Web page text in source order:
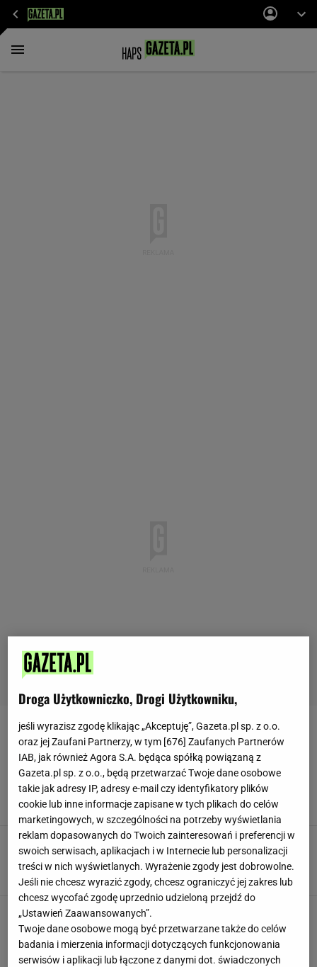
POWIDŁA ŚLIWKOWE
Babcia nauczyła mnie robić najpyszniejsze
powidła. Pilnuję jednej rzeczy, inaczej wylądują
w koszu
DOMOWE SPOSOBY NEWS PORADY
Te powidła będziesz jeść prosto ze słoika. Dwa
składniki podkręcą ich smak
NEWS POWIDŁA POWIDŁA ŚLIWKOWE
Powidła śliwkowe bez mieszania i tylko z 3
składników. Dzięki tej metodzie nie przypalą
się
OWOCE POWIDŁA POWIDŁA ŚLIWKOWE
Droga Użytkowniczko, Drogi Użytkowniku,
jeśli wyrazisz zgodę klikając „Akceptuję”, Gazeta.pl sp. z o.o.
oraz jej Zaufani Partnerzy, w tym [676] Zaufanych Partnerów
IAB, jak również Agora S.A. będąca spółką powiązaną z
Gazeta.pl sp. z o.o., będą przetwarzać Twoje dane osobowe
takie jak adresy IP, adresy e-mail czy identyfikatory plików
cookie lub inne informacje zapisane w tych plikach do celów
marketingowych, w szczególności na potrzeby wyświetlania
reklam dopasowanych do Twoich zainteresowań i preferencji w
swoich serwisach, aplikacjach i w Internecie lub personalizacji
treści w nich wyświetlanych. Wyrażenie zgody jest dobrowolne.
Jeśli nie chcesz wyrazić zgody, chcesz ograniczyć jej zakres lub
chcesz wycofać zgodę uprzednio udzieloną przejdź do
„Ustawień Zaawansowanych”.
Twoje dane osobowe mogą być przetwarzane także do celów
badania i mierzenia informacji dotyczących funkcjonowania
serwisów i aplikacji lub łączone z danymi dot. świadczonych